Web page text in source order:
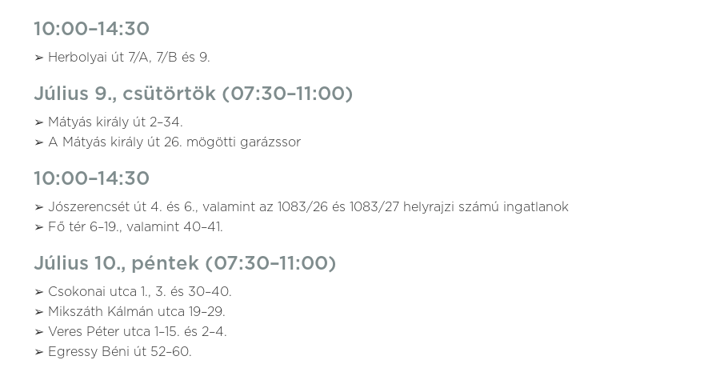
10:00–14:30
➢ Herbolyai út 7/A, 7/B és 9.
Július 9., csütörtök (07:30–11:00)
➢ Mátyás király út 2–34.
➢ A Mátyás király út 26. mögötti garázssor
10:00–14:30
➢ Jószerencsét út 4. és 6., valamint az 1083/26 és 1083/27 helyrajzi számú ingatlanok
➢ Fő tér 6–19., valamint 40–41.
Július 10., péntek (07:30–11:00)
➢ Csokonai utca 1., 3. és 30–40.
➢ Mikszáth Kálmán utca 19–29.
➢ Veres Péter utca 1–15. és 2–4.
➢ Egressy Béni út 52–60.